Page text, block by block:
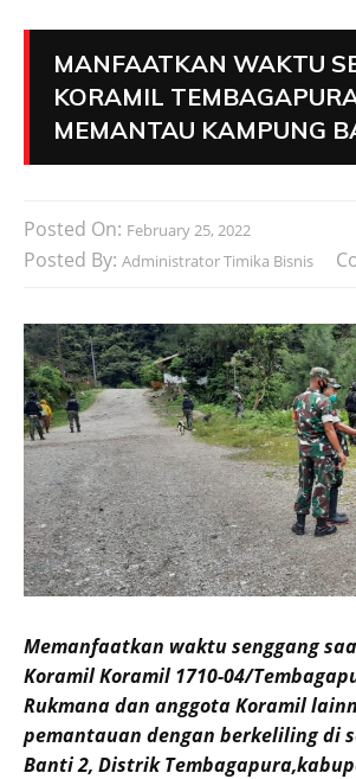
MANFAATKAN WAKTU
KORAMIL
MEMANTAU KAMPUNG
Posted On: February 25, 2022
Posted By: Administrator Timika Bisnis
Memanfaatkan waktu senggang
Koramil Koramil 1710-04/
Rukmana dan anggota Koramil
pemantauan dengan berkeliling di
Banti 2, Distrik